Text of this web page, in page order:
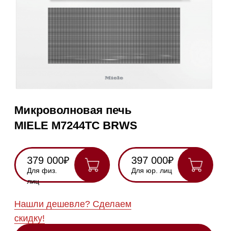
Микроволновая печь
MIELE M7244TC BRWS
Получить консультацию
Оригинальная
техника
Полностью
на русском
Гарантия
2 года
RU
Все
модели в
наличии
379 000₽ 397 000₽
Для юр. лиц
Инструкция по
эксплуатации